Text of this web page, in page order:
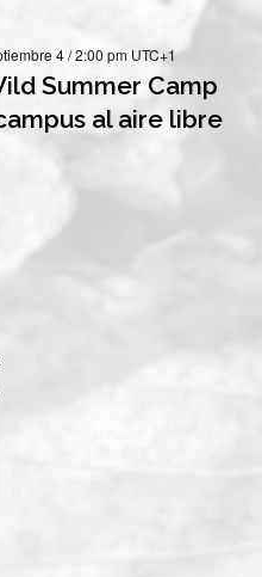
4 / 2:00 pm UTC+1
Summer Camp
al aire libre